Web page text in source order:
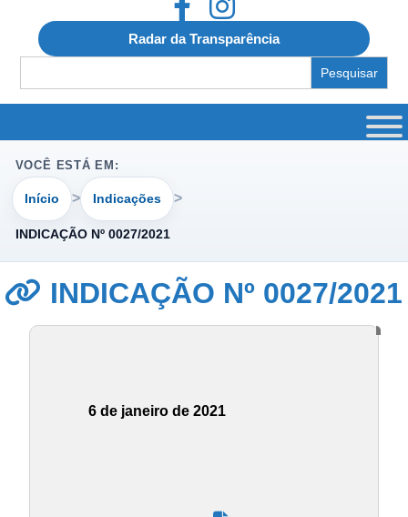
Radar da Transparência
for:
VOCÊ ESTÁ EM:
Início Indicações
INDICAÇÃO Nº 0027/2021
INDICAÇÃO Nº 0027/2021
6 de janeiro de 2021